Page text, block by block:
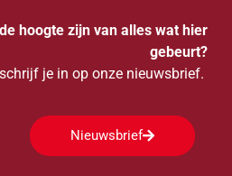
hoogte zijn van alles wat hier
gebeurt?
je in op onze nieuwsbrief.
Nieuwsbrief